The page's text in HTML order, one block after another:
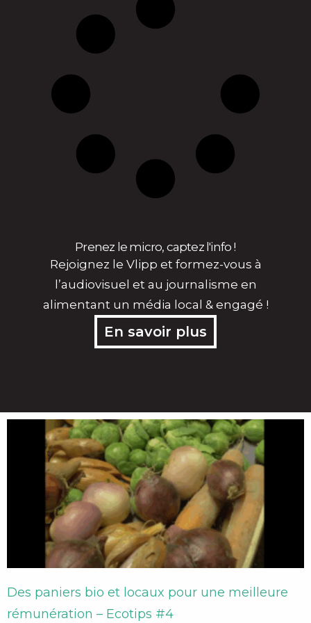
Prenez le micro, captez l'info !
Rejoignez le Vlipp et formez-vous à
l’audiovisuel et au journalisme en
alimentant un média local & engagé !
En savoir plus
Des paniers bio et locaux pour une meilleure
rémunération – Ecotips #4